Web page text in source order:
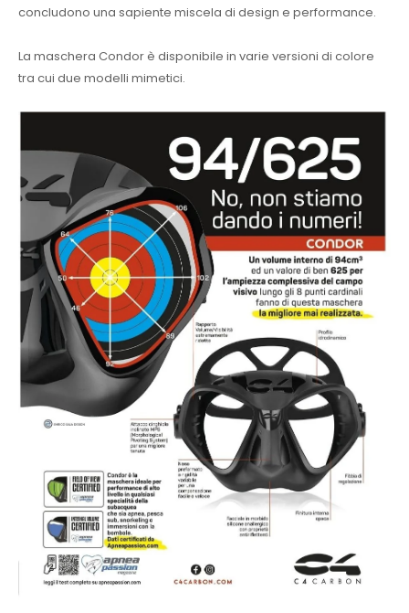
concludono una sapiente miscela di design e performance.
La maschera Condor è disponibile in varie versioni di colore
tra cui due modelli mimetici.